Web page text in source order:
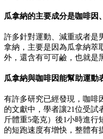
瓜拿納的主要成分是咖啡因
許多針對運動、減重或者是
拿納，主要是因為瓜拿納萃
外，還含有可可鹼，也就是
瓜拿納與咖啡因能幫助運動
有許多研究已經發現，咖啡
的文獻中，學者讓21位受試
斤體重5毫克）後1小時進
的短跑速度有增快，整體有